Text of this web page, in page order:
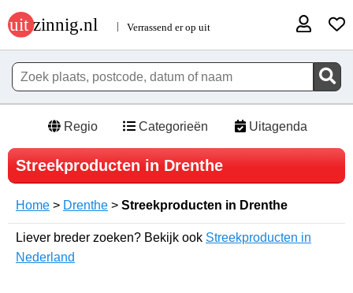
Regio Categorieën Uitagenda
Streekproducten in Drenthe
Home > Drenthe > Streekproducten in Drenthe
Liever breder zoeken? Bekijk ook Streekproducten in
Nederland